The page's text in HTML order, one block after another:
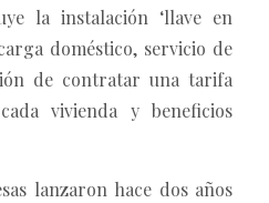
la instalación ‘llave en
doméstico, servicio de
de contratar una tarifa
vivienda y beneficios
lanzaron hace dos años